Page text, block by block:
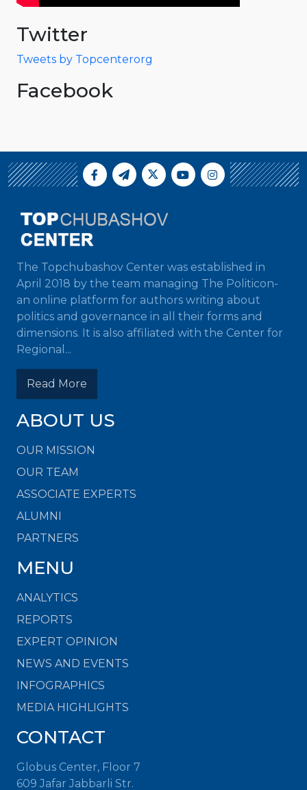
Twitter
Tweets by Topcenterorg
Facebook
The Topchubashov Center was established in
April 2018 by the team managing The Politicon-
an online platform for authors writing about
politics and governance in all their forms and
dimensions. It is also affiliated with the Center for
Regional...
Read More
ABOUT US
OUR MISSION
OUR TEAM
ASSOCIATE EXPERTS
ALUMNI
PARTNERS
MENU
ANALYTICS
REPORTS
EXPERT OPINION
NEWS AND EVENTS
INFOGRAPHICS
MEDIA HIGHLIGHTS
CONTACT
Globus Center, Floor 7
609 Jafar Jabbarli Str.